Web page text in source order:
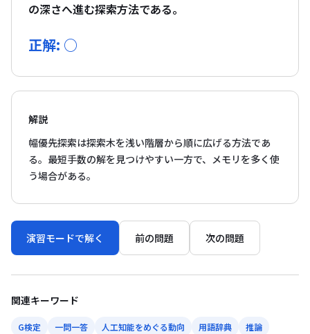
の深さへ進む探索方法である。
正解: ○
解説
幅優先探索は探索木を浅い階層から順に広げる方法であ
る。最短手数の解を見つけやすい一方で、メモリを多く使
う場合がある。
演習モードで解く 前の問題 次の問題
関連キーワード
G検定 一問一答 人工知能をめぐる動向 用語辞典 推論